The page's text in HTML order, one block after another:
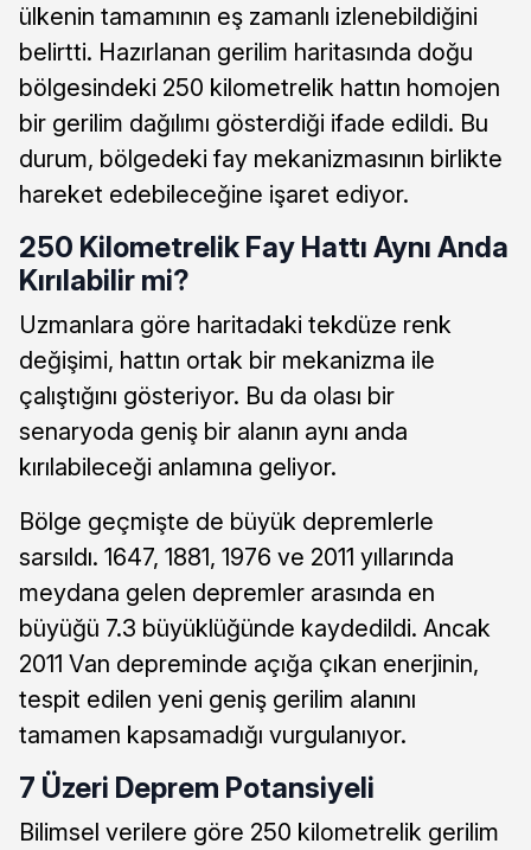
ülkenin tamamının eş zamanlı izlenebildiğini
belirtti. Hazırlanan gerilim haritasında doğu
bölgesindeki 250 kilometrelik hattın homojen
bir gerilim dağılımı gösterdiği ifade edildi. Bu
durum, bölgedeki fay mekanizmasının birlikte
hareket edebileceğine işaret ediyor.
250 Kilometrelik Fay Hattı Aynı Anda
Kırılabilir mi?
Uzmanlara göre haritadaki tekdüze renk
değişimi, hattın ortak bir mekanizma ile
çalıştığını gösteriyor. Bu da olası bir
senaryoda geniş bir alanın aynı anda
kırılabileceği anlamına geliyor.
Bölge geçmişte de büyük depremlerle
sarsıldı. 1647, 1881, 1976 ve 2011 yıllarında
meydana gelen depremler arasında en
büyüğü 7.3 büyüklüğünde kaydedildi. Ancak
2011 Van depreminde açığa çıkan enerjinin,
tespit edilen yeni geniş gerilim alanını
tamamen kapsamadığı vurgulanıyor.
7 Üzeri Deprem Potansiyeli
Bilimsel verilere göre 250 kilometrelik gerilim